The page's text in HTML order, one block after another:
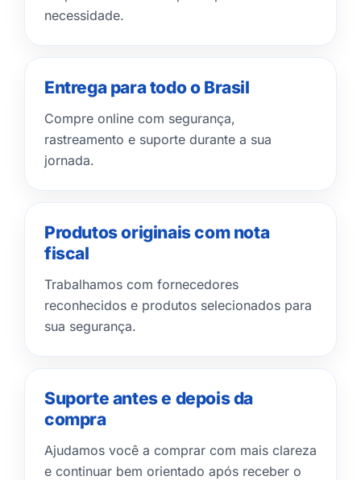
necessidade.
Entrega para todo o Brasil
Compre online com segurança,
rastreamento e suporte durante a sua
jornada.
Produtos originais com nota
fiscal
Trabalhamos com fornecedores
reconhecidos e produtos selecionados para
sua segurança.
Suporte antes e depois da
compra
Ajudamos você a comprar com mais clareza
e continuar bem orientado após receber o